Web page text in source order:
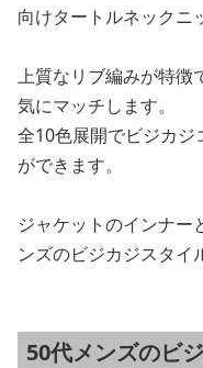
向けタートルネックニ
上質なリブ編みが特徴
気にマッチします。
全10色展開でビジカジ
ができます。
ジャケットのインナー
ンズのビジカジスタイ
50代メンズのビ